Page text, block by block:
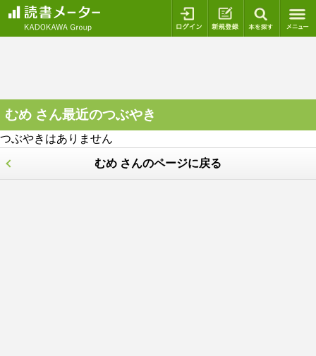
ログイン 新規登録
むめ さん最近のつぶやき
つぶやきはありません
むめ さんのページに戻る